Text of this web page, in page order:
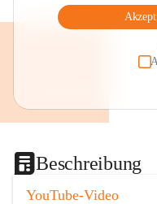
Beschreibung
YouTube-Video